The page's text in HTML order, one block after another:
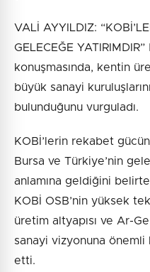
VALİ AYYILDIZ:
GELECEĞE
konuşmasında, kentin
büyük sanayi
bulunduğunu vurguladı.
KOBİ’lerin rekabet
Bursa ve Türkiye’nin
anlamına geldiğini
KOBİ OSB’nin yüksek
üretim altyapısı ve Ar-Ge
sanayi vizyonuna önemli
etti.